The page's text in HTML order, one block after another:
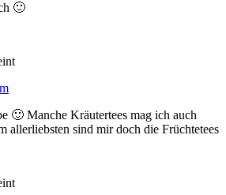
🙂
🙂 Manche Kräutertees mag ich auch
allerliebsten sind mir doch die Früchtetees